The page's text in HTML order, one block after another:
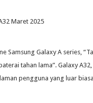
Samsung Galaxy A series,
tahan lama”. Galaxy
pengguna yang luar